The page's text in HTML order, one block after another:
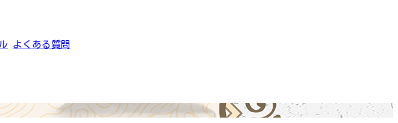
よくある質問